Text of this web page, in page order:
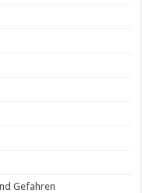
Gefahren